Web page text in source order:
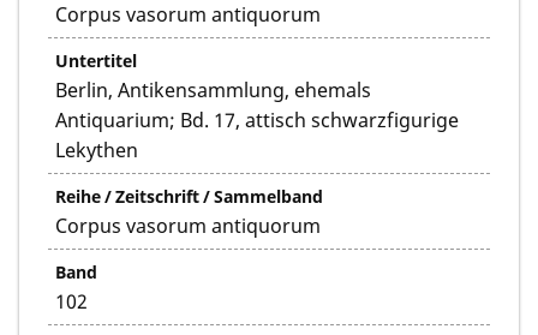
Corpus vasorum antiquorum
Untertitel
Berlin, Antikensammlung, ehemals
Antiquarium; Bd. 17, attisch schwarzfigurige
Lekythen
Reihe / Zeitschrift / Sammelband
Corpus vasorum antiquorum
Band
102